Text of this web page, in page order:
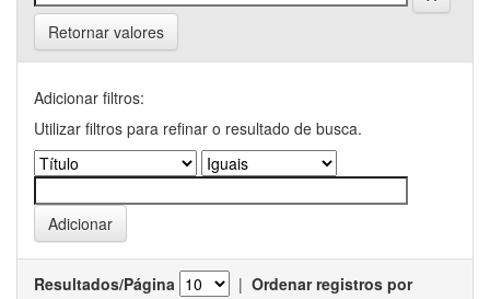
Retornar valores
Adicionar filtros:
Utilizar filtros para refinar o resultado de busca.
Resultados/Página | Ordenar registros por